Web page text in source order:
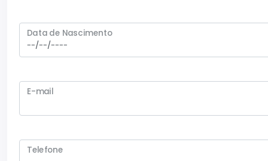
Data de Nascimento
E-mail
Telefone